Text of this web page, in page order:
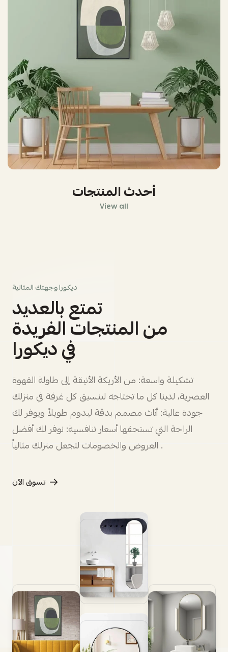
أحدث المنتجات
View all
ديكورا وجهتك المثالية
تمتع بالعديد
من المنتجات الفريدة
في ديكورا
تشكيلة واسعة: من الأريكة الأنيقة إلى طاولة القهوة
العصرية، لدينا كل ما تحتاجه لتنسيق كل غرفة في منزلك
جودة عالية: أثاث مصمم بدقة ليدوم طويلاً ويوفر لك
الراحة التي تستحقها أسعار تنافسية: نوفر لك أفضل
العروض والخصومات لتجعل منزلك مثالياً .
تسوق الآن